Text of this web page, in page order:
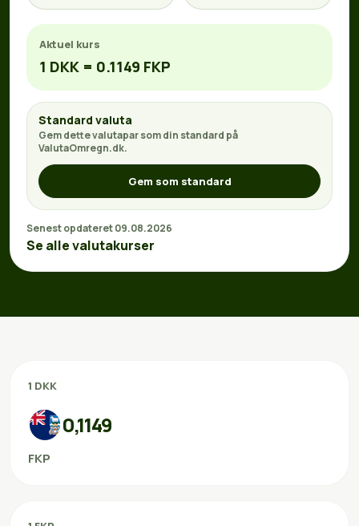
Aktuel kurs
1 DKK = 0.1149 FKP
Standard valuta
Gem dette valutapar som din standard på
ValutaOmregn.dk.
Gem som standard
Senest opdateret 09.08.2026
Se alle valutakurser
1 DKK
0,1149
FKP